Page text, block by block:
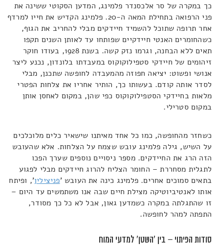
כך במקרה של סר אלכסנדר פלמינג, המדען הסקוטי ששינה את
פני הרפואה בתחילת המאה ה-20. פלמינג הקדיש את חייו למרדף
אחר תרופה שתוכל להשמיד חיידקים מבלי להחריב את הגוף,
כשהחומרים האנטי חיידקיים שפותחו עד לאותן השנים תקפו
תאים ללא הבחנה, וגרמו נזק קשה. בשנת 1928, בעודו חוקר
זיהומים של חיידקי סטפילוקוקוס במעבדתו בלונדון, נכנע ליצר
אנושי ופשוט: יציאה חפוזה מהמעבדה לחופשה שתכנן, מבלי
לסדר אותה קודם. בעשותו כך, הותיר אחריו את צלחות הפטרי
מלאות בחיידקי הסטפילוקוקוס כפי שהן, במקום לאחסן אותן
במקום סטרילי.
כשחזר מהחופשה, כמו כל אחד מאיתנו שישאיר כלים מלוכלכים
על השיש, גילה פלמינג עובש שצמח על הצלחות. אלא שהעובש
הזה הרג את החיידקים. מספר ניסויים נוספים שערך הפכו
לתגלית מסחררת – החומר הצליח להרוג חיידקים מבלי לפגוע
בתאים סמוכים אחרים. פלמינג כינה את העובש 'פניצילין', ופיתח
אותו לאנטיביוטיקה מצילת חיים שבה אנו משתמשים עד היום –
זו שהתגלתה במקרה כשמדען גאון, אבל לא כל כך מסודר,
התפתה למהר לחופשה.
סודות הפיתוי – בין 'השטן' למדעי המוח